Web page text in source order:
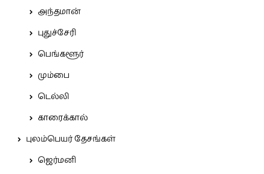
அந்தமான்
புதுச்சேரி
பெங்களூர்
மும்பை
டெல்லி
காரைக்கால்
புலம்பெயர் தேசங்கள்
ஜெர்மனி